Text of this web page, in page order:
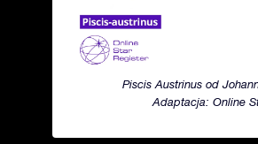
Piscis Austrinus od
Adaptacja: Online